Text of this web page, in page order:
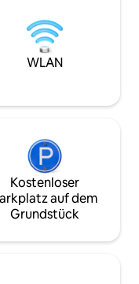
Unterkunft Platz
bietet, ist sie
Art geeignet –
WLAN
Kostenloser
auf dem
Grundstück